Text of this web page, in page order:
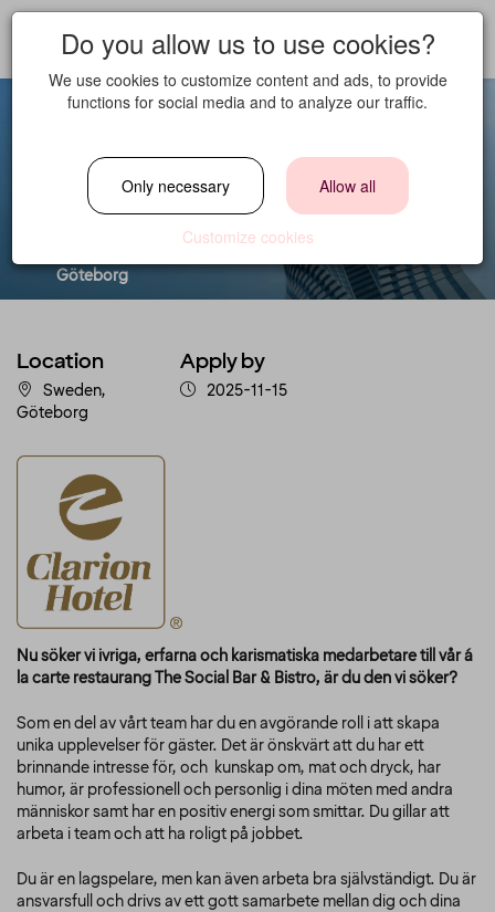
Servitör
Göteborg
Location
Sweden,
Göteborg
Apply by
2025-11-15
Nu söker vi ivriga, erfarna och karismatiska medarbetare till vår á
la carte restaurang The Social Bar & Bistro, är du den vi söker?
Som en del av vårt team har du en avgörande roll i att skapa
unika upplevelser för gäster. Det är önskvärt att du har ett
brinnande intresse för, och kunskap om, mat och dryck, har
humor, är professionell och personlig i dina möten med andra
människor samt har en positiv energi som smittar. Du gillar att
arbeta i team och att ha roligt på jobbet.
Du är en lagspelare, men kan även arbeta bra självständigt. Du är
ansvarsfull och drivs av ett gott samarbete mellan dig och dina
Do you allow us to use cookies?
We use cookies to customize content and ads, to provide
functions for social media and to analyze our traffic.
Only necessary Allow all
Customize cookies